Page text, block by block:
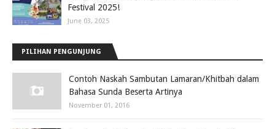
Festival 2025!
June 03, 2025
PILIHAN PENGUNJUNG
Contoh Naskah Sambutan Lamaran/Khitbah dalam
Bahasa Sunda Beserta Artinya
November 01, 2016